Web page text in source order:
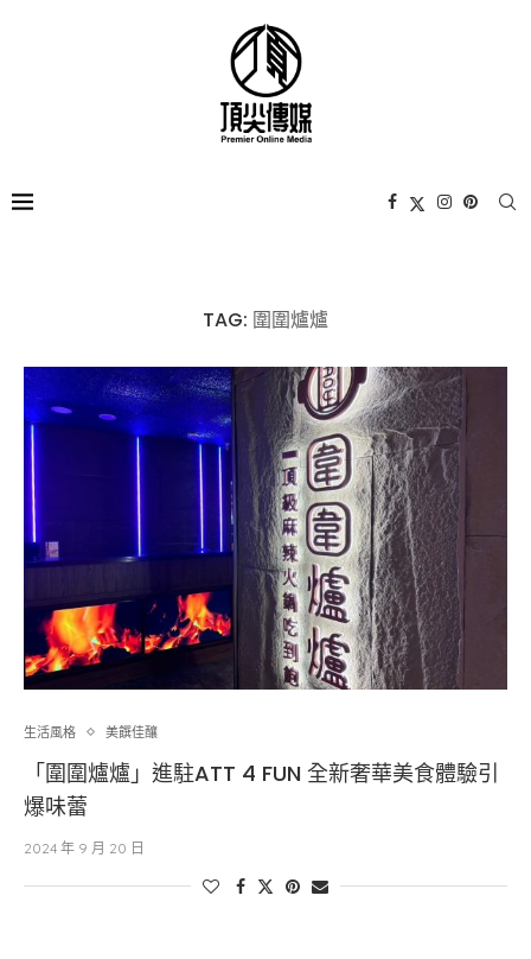
TAG: 圍圍爐爐
生活風格 美饌佳釀
「圍圍爐爐」進駐ATT 4 FUN 全新奢華美食體驗引
爆味蕾
2024 年 9 月 20 日